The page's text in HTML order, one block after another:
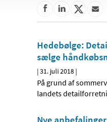
Hedebølge:
sælge
|31. juli 2018 |
På grund af
landets